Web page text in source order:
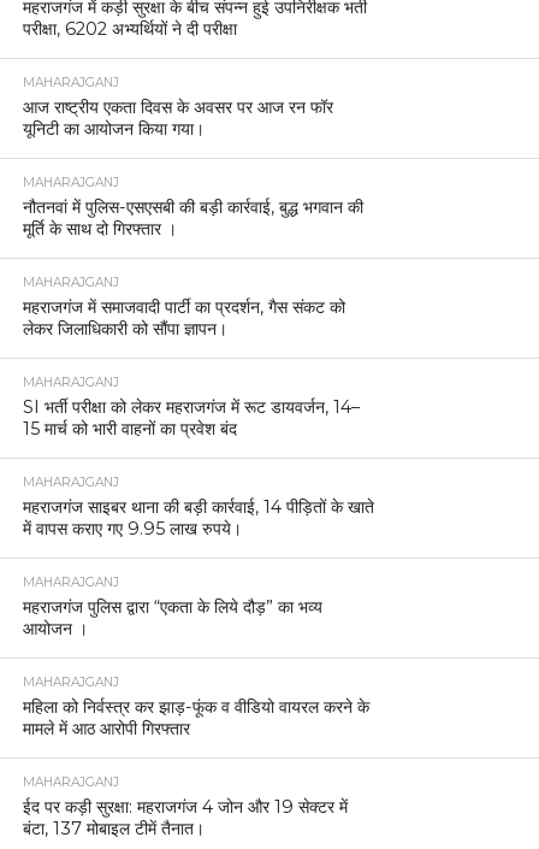
महराजगंज में कड़ी सुरक्षा के बीच संपन्न हुई उपनिरीक्षक भर्ती
परीक्षा, 6202 अभ्यर्थियों ने दी परीक्षा
MAHARAJGANJ
आज राष्ट्रीय एकता दिवस के अवसर पर आज रन फॉर
यूनिटी का आयोजन किया गया।
MAHARAJGANJ
नौतनवां में पुलिस-एसएसबी की बड़ी कार्रवाई, बुद्ध भगवान की
मूर्ति के साथ दो गिरफ्तार ।
MAHARAJGANJ
महराजगंज में समाजवादी पार्टी का प्रदर्शन, गैस संकट को
लेकर जिलाधिकारी को सौंपा ज्ञापन।
MAHARAJGANJ
SI भर्ती परीक्षा को लेकर महराजगंज में रूट डायवर्जन, 14–
15 मार्च को भारी वाहनों का प्रवेश बंद
MAHARAJGANJ
महराजगंज साइबर थाना की बड़ी कार्रवाई, 14 पीड़ितों के खाते
में वापस कराए गए 9.95 लाख रुपये।
MAHARAJGANJ
महराजगंज पुलिस द्वारा “एकता के लिये दौड़” का भव्य
आयोजन ।
MAHARAJGANJ
महिला को निर्वस्त्र कर झाड़-फूंक व वीडियो वायरल करने के
मामले में आठ आरोपी गिरफ्तार
MAHARAJGANJ
ईद पर कड़ी सुरक्षा: महराजगंज 4 जोन और 19 सेक्टर में
बंटा, 137 मोबाइल टीमें तैनात।